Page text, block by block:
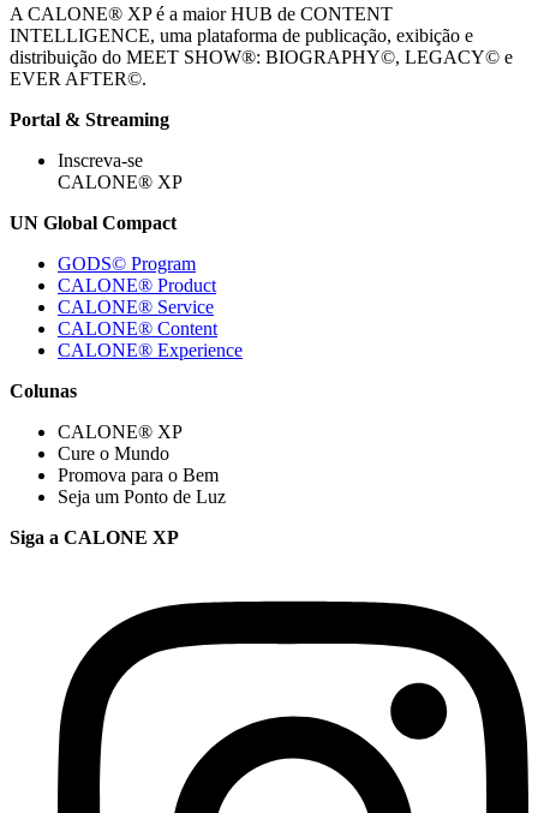
A CALONE® XP é a maior HUB de CONTENT
INTELLIGENCE, uma plataforma de publicação, exibição e
distribuição do MEET SHOW®: BIOGRAPHY©, LEGACY© e
EVER AFTER©.
Portal & Streaming
Inscreva-se
CALONE® XP
UN Global Compact
GODS© Program
CALONE® Product
CALONE® Service
CALONE® Content
CALONE® Experience
Colunas
CALONE® XP
Cure o Mundo
Promova para o Bem
Seja um Ponto de Luz
Siga a CALONE XP